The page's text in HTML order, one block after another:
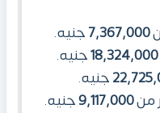
7,367,000جنيه.
18,324,000جنيه.
جنيه.
من9,117,000جنيه.